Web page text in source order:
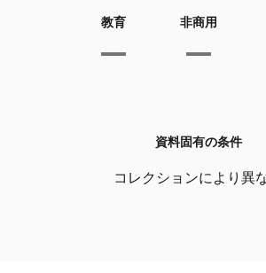
教育 非商用
資料固有の条件
コレクションにより異